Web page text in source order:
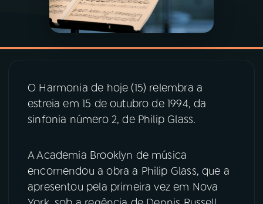
VIDEOCASTS
08 PRÊMIO RÁDIO MEC
ACOMPANHE A RÁDIO MEC
YouTube Facebook
O Harmonia de hoje (15) relembra a
estreia em 15 de outubro de 1994, da
sinfonia número 2, de Philip Glass.
A Academia Brooklyn de música
encomendou a obra a Philip Glass, que a
apresentou pela primeira vez em Nova